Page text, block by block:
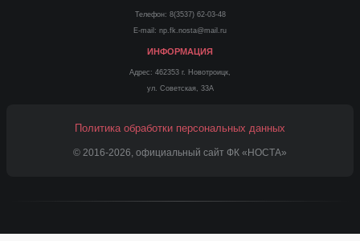
Телефон: 8(3537) 62-03-48
E-mail: np.fk.nosta@mail.ru
ИНФОРМАЦИЯ
Адрес: 462353 г. Новотроицк,
ул. Советская, 33А
Политика обработки персональных данных
© 2016-2026, официальный сайт ФК «НОСТА»